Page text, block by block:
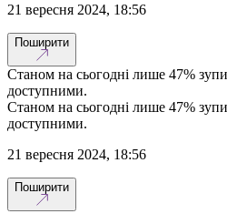
21 вересня 2024, 18:56
Поширити
Станом на сьогодні лише 47%
доступними.
Станом на сьогодні лише 47%
доступними.
21 вересня 2024, 18:56
Поширити